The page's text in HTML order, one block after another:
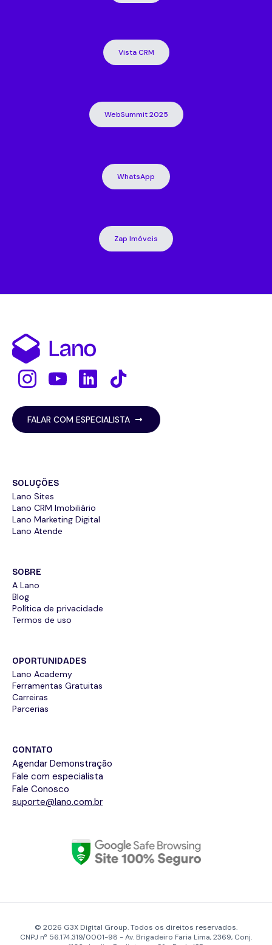
Vista CRM
WebSummit 2025
WhatsApp
Zap Imóveis
FALAR COM ESPECIALISTA
SOLUÇÕES
Lano Sites
Lano CRM Imobiliário
Lano Marketing Digital
Lano Atende
SOBRE
A Lano
Blog
Política de privacidade
Termos de uso
OPORTUNIDADES
Lano Academy
Ferramentas Gratuitas
Carreiras
Parcerias
CONTATO
Agendar Demonstração
Fale com especialista
Fale Conosco
suporte@lano.com.br
© 2026 G3X Digital Group. Todos os direitos reservados.
CNPJ nº 56.174.319/0001-98 - Av. Brigadeiro Faria Lima, 2369, Conj.